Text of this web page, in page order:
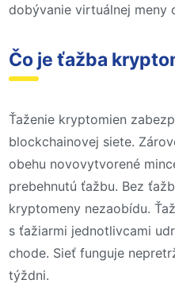
dobývanie virtuálnej meny
Čo je ťažba
Ťaženie kryptomien
blockchainovej siete.
obehu novovytvorené
prebehnutú ťažbu. Bez
kryptomeny nezaobídu.
s ťažiarmi jednotlivcami
chode. Sieť funguje
týždni.